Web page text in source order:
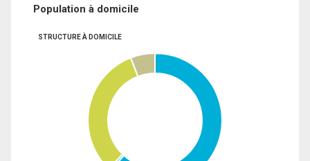
Population à domicile
STRUCTURE À DOMICILE